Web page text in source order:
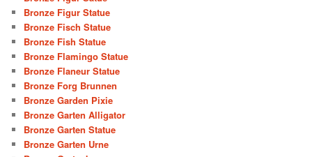
Bronze Figur Statue
Bronze Fisch Statue
Bronze Fish Statue
Bronze Flamingo Statue
Bronze Flaneur Statue
Bronze Forg Brunnen
Bronze Garden Pixie
Bronze Garten Alligator
Bronze Garten Statue
Bronze Garten Urne